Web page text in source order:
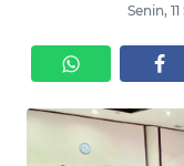
Senin,
OPINI
Informasi